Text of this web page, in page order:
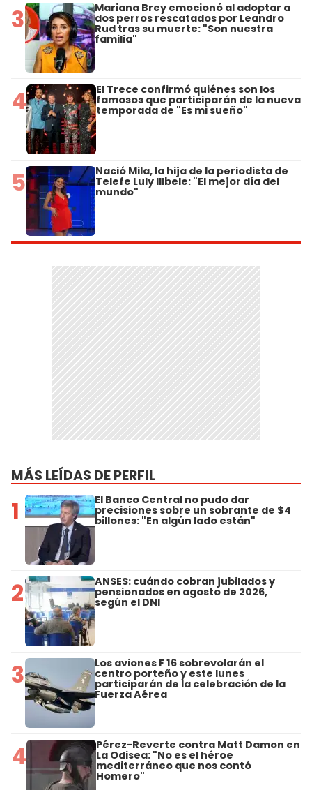
3 Mariana Brey emocionó al adoptar a
dos perros rescatados por Leandro
Rud tras su muerte: "Son nuestra
familia"
4 El Trece confirmó quiénes son los
famosos que participarán de la nueva
temporada de "Es mi sueño"
5 Nació Mila, la hija de la periodista de
Telefe Luly Illbele: "El mejor día del
mundo"
MÁS LEÍDAS DE PERFIL
1 El Banco Central no pudo dar
precisiones sobre un sobrante de $4
billones: "En algún lado están"
2 ANSES: cuándo cobran jubilados y
pensionados en agosto de 2026,
según el DNI
3 Los aviones F 16 sobrevolarán el
centro porteño y este lunes
participarán de la celebración de la
Fuerza Aérea
4 Pérez-Reverte contra Matt Damon en
La Odisea: "No es el héroe
mediterráneo que nos contó
Homero"